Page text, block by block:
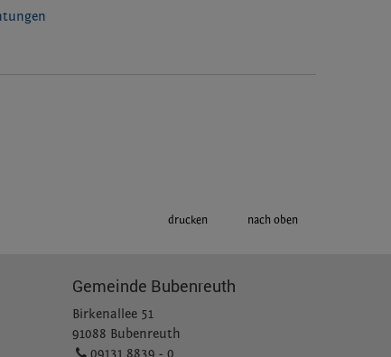
drucken nach oben
Gemeinde Bubenreuth
Birkenallee 51
91088 Bubenreuth